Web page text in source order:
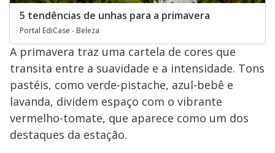
5 tendências de unhas para a primavera
Portal EdiCase - Beleza
A primavera traz uma cartela de cores que
transita entre a suavidade e a intensidade. Tons
pastéis, como verde-pistache, azul-bebê e
lavanda, dividem espaço com o vibrante
vermelho-tomate, que aparece como um dos
destaques da estação.